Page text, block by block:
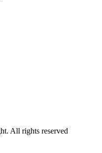
All rights reserved